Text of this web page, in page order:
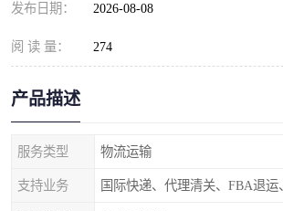
发布日期： 2026-08-08
阅 读 量： 274
产品描述
服务类型 物流运输
支持业务